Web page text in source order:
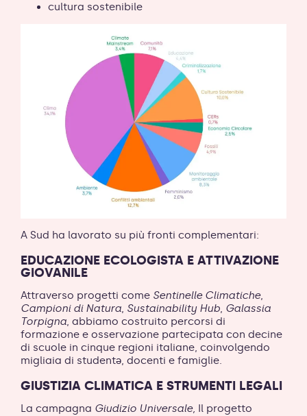
cultura sostenibile
A Sud ha lavorato su più fronti complementari:
EDUCAZIONE ECOLOGISTA E ATTIVAZIONE
GIOVANILE
Attraverso progetti come Sentinelle Climatiche,
Campioni di Natura, Sustainability Hub, Galassia
Torpigna, abbiamo costruito percorsi di
formazione e osservazione partecipata con decine
di scuole in cinque regioni italiane, coinvolgendo
migliaia di studentə, docenti e famiglie.
GIUSTIZIA CLIMATICA E STRUMENTI LEGALI
La campagna Giudizio Universale, Il progetto